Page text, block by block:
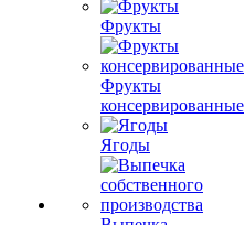
Фрукты
Фрукты
консервированные
Ягоды